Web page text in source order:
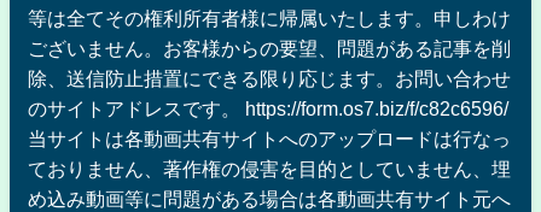
等は全てその権利所有者様に帰属いたします。申しわけ
ございません。お客様からの要望、問題がある記事を削
除、送信防止措置にできる限り応じます。お問い合わせ
のサイトアドレスです。 https://form.os7.biz/f/c82c6596/
当サイトは各動画共有サイトへのアップロードは行なっ
ておりません、著作権の侵害を目的としていません、埋
め込み動画等に問題がある場合は各動画共有サイト元へ